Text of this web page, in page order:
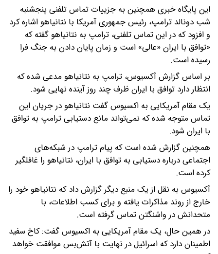
این پایگاه خبری همچنین به جزییات تماس تلفنی پنجشنبه
شب دونالد ترامپ، رئیس جمهوری آمریکا با نتانیاهو اشاره کرد
و افزود که در این تماس تلفنی، ترامپ به نتانیاهو گفته که
«توافق با ایران «عالی» است و زمان پایان دادن به جنگ فرا
رسیده است.
بر اساس گزارش آکسیوس، ترامپ به نتانیاهو مدعی شده که
انتظار دارد توافق با ایران ظرف چند روز آینده نهایی شود.
یک مقام آمریکایی به اکسیوس گفت نتانیاهو در جریان این
تماس متوجه شده که نمی‌تواند مانع دستیابی ترامپ به توافق
با ایران شود.
همچنین گزارش شده است که پیام ترامپ در شبکه‌های
اجتماعی درباره دستیابی به توافق با ایران، نتانیاهو را غافلگیر
کرده است.
آکسیوس به نقل از یک منبع دیگر گزارش داد که نتانیاهو خود را
خارج از روند مذاکرات یافته و برای کسب اطلاعات، با
متحدانش در واشنگتن تماس گرفته است.
در همین حال، یک مقام آمریکایی به اکسیوس گفت: کاخ سفید
اطمینان دارد که اسرائیل در نهایت با آتش‌بس موافقت خواهد